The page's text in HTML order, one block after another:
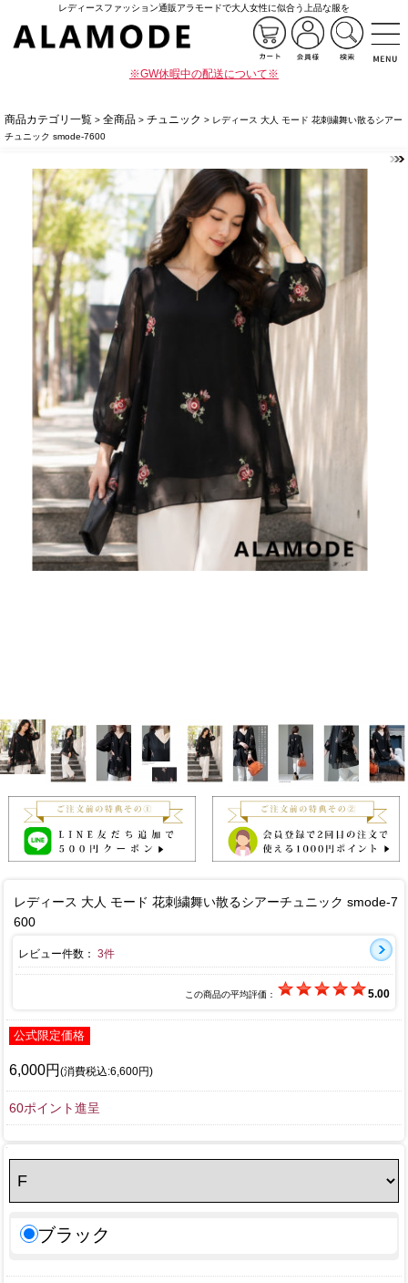
レディースファッション通販アラモードで大人女性に似合う上品な服を
※GW休暇中の配送について※
商品カテゴリ一覧 > 全商品 > チュニック > レディース 大人 モード 花刺繍舞い散るシアー
チュニック smode-7600
レディース 大人 モード 花刺繍舞い散るシアーチュニック smode-7
600
レビュー件数： 3件
この商品の平均評価： 5.00
公式限定価格
6,000円 (消費税込:6,600円)
60ポイント進呈
ブラック